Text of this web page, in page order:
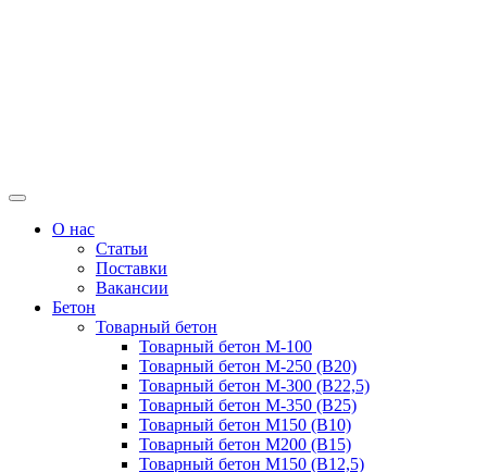
О нас
Статьи
Поставки
Вакансии
Бетон
Товарный бетон
Товарный бетон М-100
Товарный бетон М-250 (B20)
Товарный бетон М-300 (B22,5)
Товарный бетон М-350 (B25)
Товарный бетон М150 (B10)
Товарный бетон М200 (B15)
Товарный бетон М150 (B12,5)